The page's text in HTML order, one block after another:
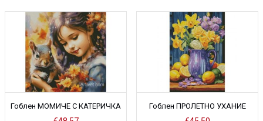
Гоблен МОМИЧЕ С КАТЕРИЧКА Гоблен ПРОЛЕТНО УХАНИЕ